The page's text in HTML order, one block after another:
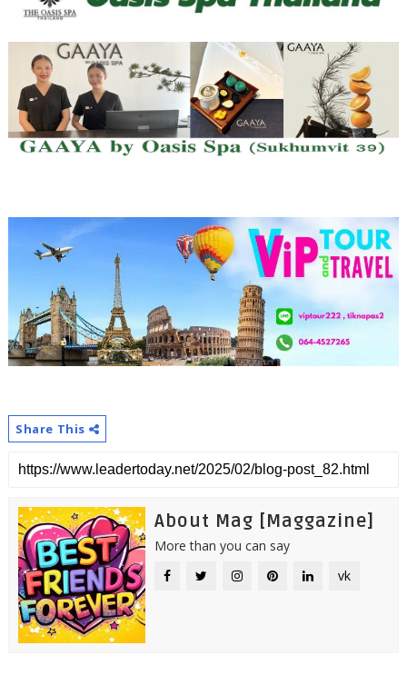
Share This
About Mag [Maggazine]
More than you can say
vk